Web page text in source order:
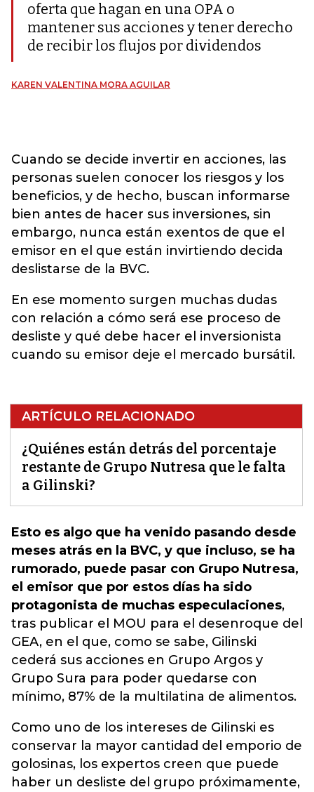
oferta que hagan en una OPA o
mantener sus acciones y tener derecho
de recibir los flujos por dividendos
KAREN VALENTINA MORA AGUILAR
Cuando se decide invertir en acciones, las
personas suelen conocer los riesgos y los
beneficios, y de hecho, buscan informarse
bien antes de hacer sus inversiones, sin
embargo, nunca están exentos de que el
emisor en el que están invirtiendo decida
deslistarse de la BVC.
En ese momento surgen muchas dudas
con relación a cómo será ese proceso de
desliste y qué debe hacer el inversionista
cuando su emisor deje el mercado bursátil.
ARTÍCULO RELACIONADO
¿Quiénes están detrás del porcentaje
restante de Grupo Nutresa que le falta
a Gilinski?
Esto es algo que ha venido pasando desde
meses atrás en la BVC, y que incluso, se ha
rumorado, puede pasar con Grupo Nutresa,
el emisor que por estos días ha sido
protagonista de muchas especulaciones,
tras publicar el MOU para el desenroque del
GEA, en el que, como se sabe, Gilinski
cederá sus acciones en Grupo Argos y
Grupo Sura para poder quedarse con
mínimo, 87% de la multilatina de alimentos.
Como uno de los intereses de Gilinski es
conservar la mayor cantidad del emporio de
golosinas, los expertos creen que puede
haber un desliste del grupo próximamente,